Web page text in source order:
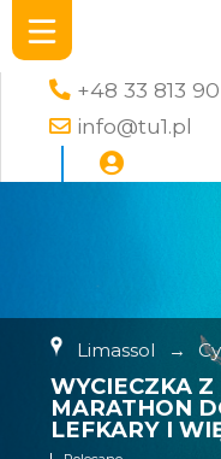
+48 33 813
info@tu1.pl
Limassol →
WYCIECZKA
MARATHON
LEFKARY I